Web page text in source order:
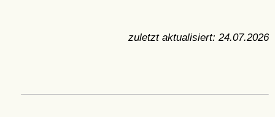
zuletzt aktualisiert: 24.07.2026